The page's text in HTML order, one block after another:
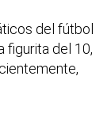
del fútbol
figurita del 10,